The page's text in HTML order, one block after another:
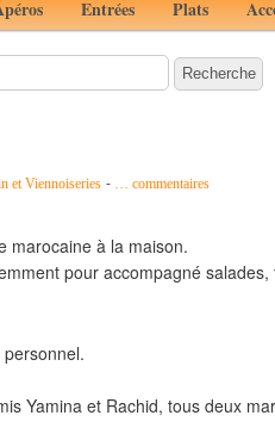
Entrées Plats
et Viennoiseries - … commentaires
marocaine à la maison.
pour accompagné
Yamina et Rachid, tous deux